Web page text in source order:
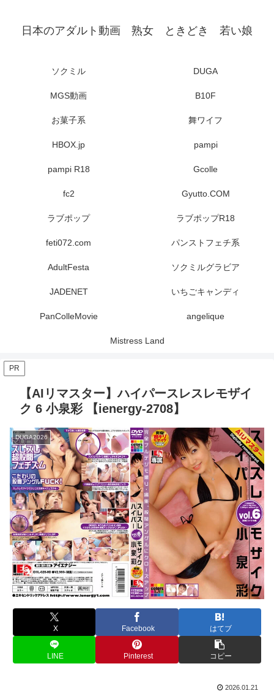
日本のアダルト動画 熟女 ときどき 若い娘
ソクミル DUGA
MGS動画 B10F
お菓子系 舞ワイフ
HBOX.jp pampi
pampi R18 Gcolle
fc2 Gyutto.COM
ラブポップ ラブポップR18
feti072.com パンストフェチ系
AdultFesta ソクミルグラビア
JADENET いちごキャンディ
PanColleMovie angelique
Mistress Land
PR
【AIリマスター】ハイパースレスレモザイ
ク 6 小泉彩 【ienergy-2708】
DUGA2026
X Facebook はてブ
LINE Pinterest コピー
2026.01.21